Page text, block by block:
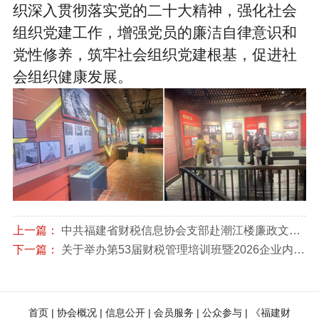
织深入贯彻落实党的二十大精神，强化社会
组织党建工作，增强党员的廉洁自律意识和
党性修养，筑牢社会组织党建根基，促进社
会组织健康发展。
上一篇：
中共福建省财税信息协会支部赴潮江楼廉政文化教育基地参加主题党日活动
下一篇：
关于举办第53届财税管理培训班暨2026企业内部应税行为全链条风险扫描与稽查风险应对实战专题培训的通知
首页 | 协会概况 | 信息公开 | 会员服务 | 公众参与 |
《福建财